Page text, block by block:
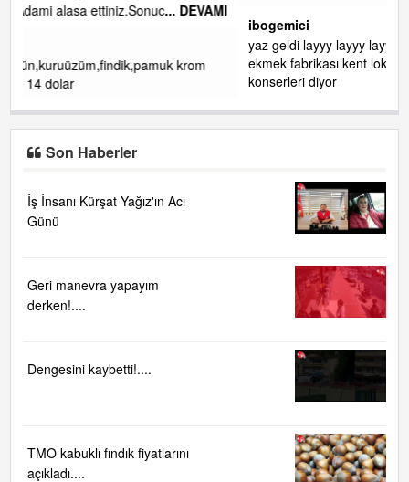
yaz geldi layyy layyy layy lom festivalleri başladı biz halk
ekmek fabrikası kent lokantası diyoruz ağacum yaz
konserleri diyor
Son Haberler
İş İnsanı Kürşat Yağız'ın Acı
Günü
Geri manevra yapayım
derken!....
Dengesini kaybetti!....
TMO kabuklı fındık fiyatlarını
açıkladı....